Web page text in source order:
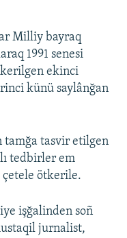
Milliy bayraq
1991 senesi
ekinci
künü saylânğan
tamğa tasvir etilgen
tedbirler em
çetele ötkerile.
işğalinden soñ
jurnalist,